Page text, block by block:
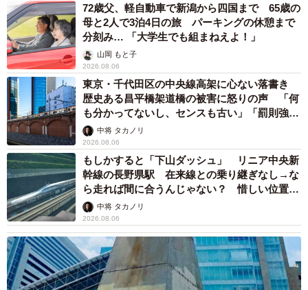
72歳父、軽自動車で新潟から四国まで 65歳の
母と2人で3泊4日の旅 パーキングの休憩まで
分刻み… 「大学生でも組まねえよ！」
山岡 もと子
2026.08.06
東京・千代田区の中央線高架に心ない落書き
歴史ある昌平橋架道橋の被害に怒りの声 「何
も分かってないし、センスも古い」「罰則強化
して」中将 タカノリ
2026.08.06
もしかすると「下山ダッシュ」 リニア中央新
幹線の長野県駅 在来線との乗り継ぎなし→な
ら走れば間に合うんじゃない？ 惜しい位置関
係が反響
中将 タカノリ
2026.08.06